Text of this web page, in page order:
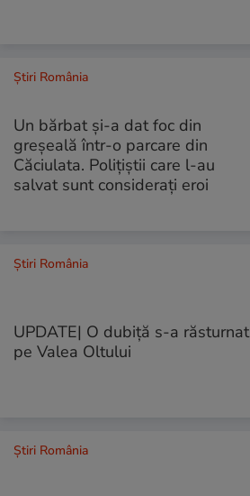
Știri România
Un bărbat și-a dat foc din
greșeală într-o parcare din
Căciulata. Polițiștii care l-au
salvat sunt considerați eroi
Știri România
UPDATE| O dubiță s-a răsturnat
pe Valea Oltului
Știri România